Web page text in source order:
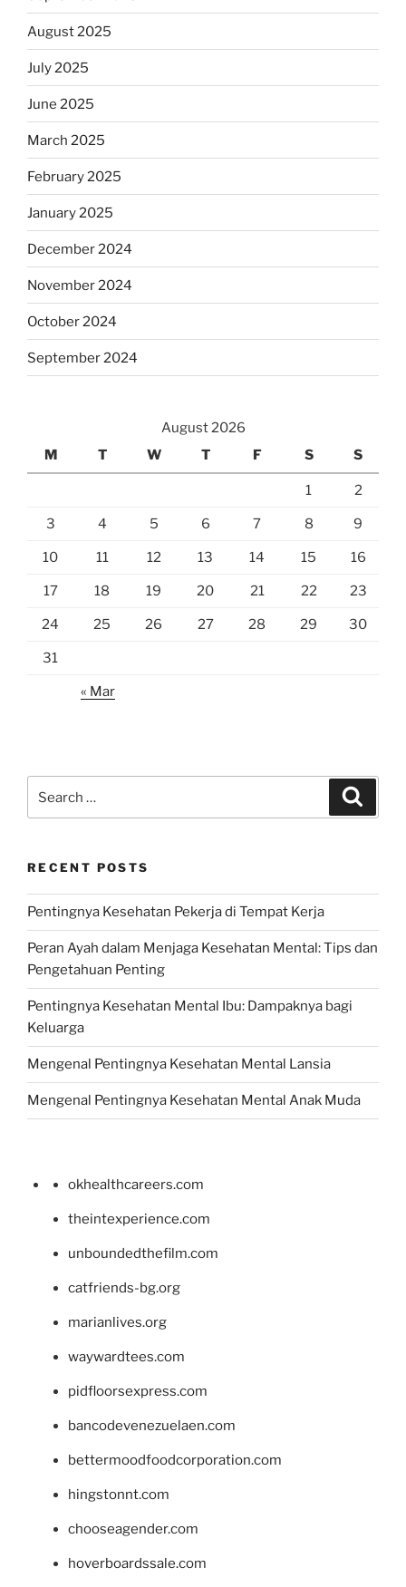
August 2025
July 2025
June 2025
March 2025
February 2025
January 2025
December 2024
November 2024
October 2024
September 2024
August 2026
M
T W T F S S
1 2
3 4 5 6 7 8 9
10 11 12 13 14 15 16
17 18 19 20 21 22 23
24 25 26 27 28 29 30
31
« Mar
for:
RECENT POSTS
Pentingnya Kesehatan Pekerja di Tempat Kerja
Peran Ayah dalam Menjaga Kesehatan Mental: Tips dan
Pengetahuan Penting
Pentingnya Kesehatan Mental Ibu: Dampaknya bagi
Keluarga
Mengenal Pentingnya Kesehatan Mental Lansia
Mengenal Pentingnya Kesehatan Mental Anak Muda
okhealthcareers.com
theintexperience.com
unboundedthefilm.com
catfriends-bg.org
marianlives.org
waywardtees.com
pidfloorsexpress.com
bancodevenezuelaen.com
bettermoodfoodcorporation.com
hingstonnt.com
chooseagender.com
hoverboardssale.com